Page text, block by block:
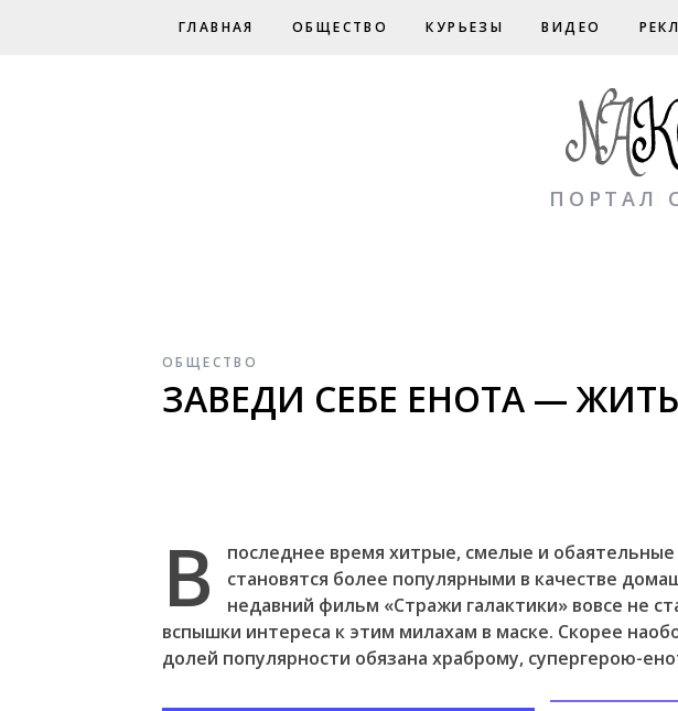
ГЛАВНАЯ ОБЩЕСТВО КУРЬЕЗЫ ВИДЕО
ПОРТАЛ
ОБЩЕСТВО
ЗАВЕДИ СЕБЕ ЕНОТА —
В
последнее время хитрые, смелые и
становятся более популярными в качестве
недавний фильм «Стражи галактики» вовсе не
вспышки интереса к этим милахам в маске. Скорее
долей популярности обязана храброму, супергерою-